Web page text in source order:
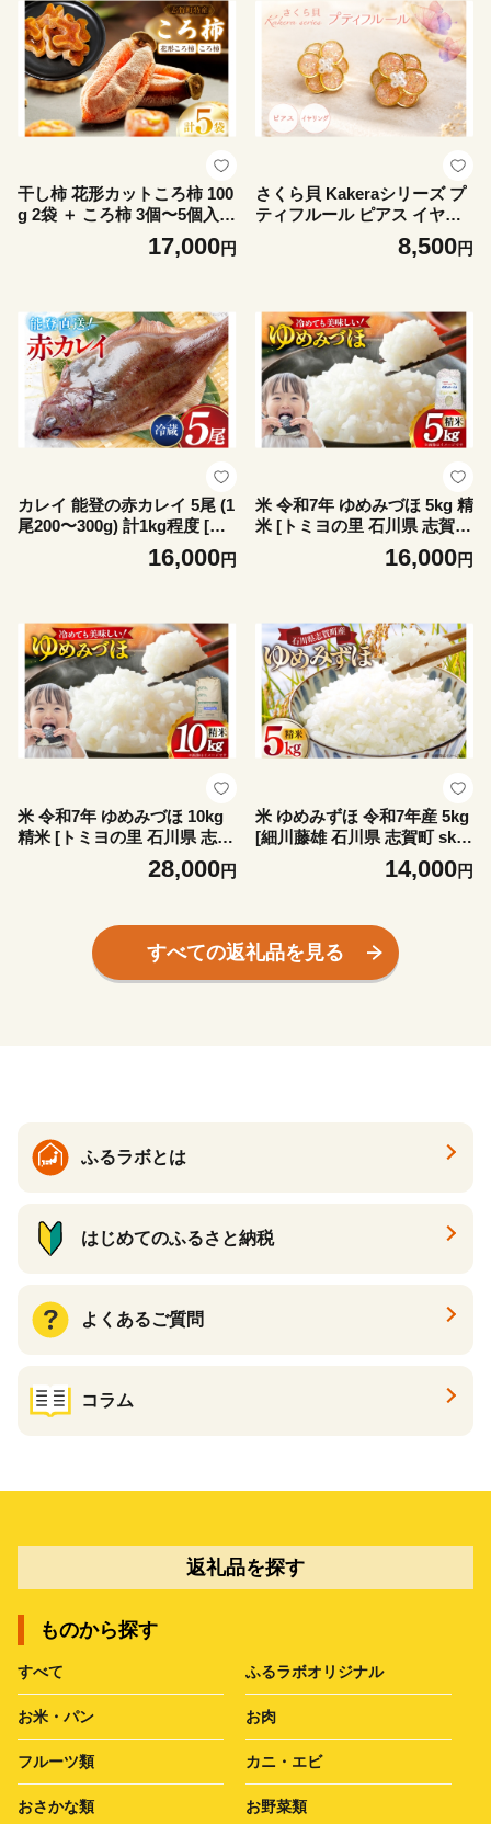
干し柿 花形カットころ柿 100
g 2袋 ＋ ころ柿 3個〜5個入り
3袋 セット [米吉農園 石川県
志賀町 sk17jkf60003] 干し柿
ふるさと ふるさと納税 小分
け
17,000円
さくら貝 Kakeraシリーズ プ
ティフルール ピアス イヤリ
ング [Salon nico 石川県 志賀
町 sk17jke80007] 桜貝 ピアス
素材 ハンドメイド アクセサ
リー 1点物 ジュエリー おし
ゃれ かわいい ギフト 贈り物
プレゼント
8,500円
カレイ 能登の赤カレイ 5尾 (1
尾200〜300g) 計1kg程度 [小
川水産 石川県 志賀町 sk17bd
m840009] かれい 赤カレイ 魚
16,000円
米 令和7年 ゆめみづほ 5kg 精
米 [トミヨの里 石川県 志賀町
sk17jkf10033] 令和7年産 お
米 おこめ コメ こめ kome ご
16,000円
米 令和7年 ゆめみづほ 10kg
精米 [トミヨの里 石川県 志賀
町 sk17jkf10032] 令和7年産
お米 おこめ コメ こめ kome
28,000円
米 ゆめみずほ 令和7年産 5kg
[細川藤雄 石川県 志賀町 sk17
bpe550000] お米 こめ おこめ
コメ 精米 白米 ブランド米 20
14,000円
すべての返礼品を見る
ふるラボとは
はじめてのふるさと納税
よくあるご質問
コラム
返礼品を探す
ものから探す
すべて ふるラボオリジナル
お米・パン お肉
フルーツ類 カニ・エビ
おさかな類 お野菜類